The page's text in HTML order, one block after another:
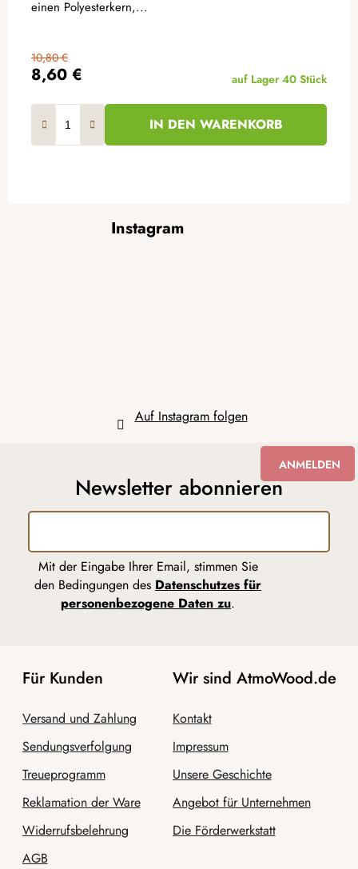
8,60 €
10,80 €
auf Lager 40 Stück
IN DEN WARENKORB
einen Polyesterkern,...
Instagram
Auf Instagram folgen
Newsletter abonnieren
Mit der Eingabe Ihrer Email, stimmen Sie
den Bedingungen des Datenschutzes für
personenbezogene Daten zu.
ANMELDEN
Für Kunden
Versand und Zahlung
Sendungsverfolgung
Treueprogramm
Reklamation der Ware
Widerrufsbelehrung
AGB
Wir sind AtmoWood.de
Kontakt
Impressum
Unsere Geschichte
Angebot für Unternehmen
Die Förderwerkstatt